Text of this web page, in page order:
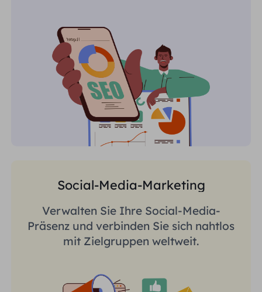
Social-Media-Marketing
Verwalten Sie Ihre Social-Media-
Präsenz und verbinden Sie sich nahtlos
mit Zielgruppen weltweit.